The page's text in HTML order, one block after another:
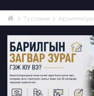
Тусламж Архитектур